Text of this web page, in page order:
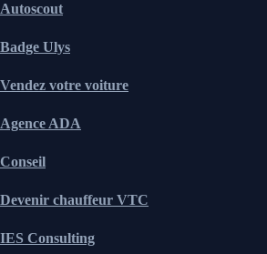
Autoscout
Badge Ulys
Vendez votre voiture
Agence ADA
Conseil
Devenir chauffeur VTC
IES Consulting